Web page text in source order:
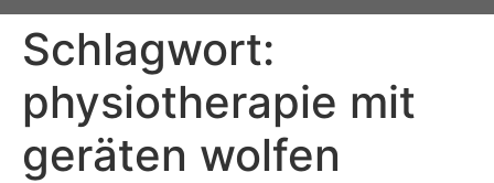
Schlagwort:
physiotherapie mit
geräten wolfen